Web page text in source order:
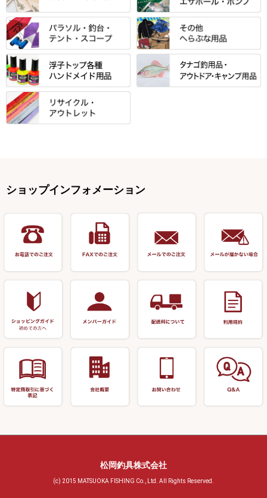
バッグ・小物ケース・ワッペン
クッション・シート・スカー
ト・エプロン
保護ケース
アクリルシリーズ・アクセサリ
浮子筒・浮子箱・ハリス箱・玉
ノ柄スタンド
小物箱・うどん箱・うどん皿
ハサミケース
カウンター
針外し・糸ほどき
サクラ・NISSIN・合成竿・他
光竹作 カーボン竿掛・玉ノ柄
匠絆・かちどき・旋（めぐ
る）・千望・千尋・悠月・その
他
松村作（万力）
松村作（先受・その他）
万久作
岐山 製品
逍遥（しょうよう）
玉網（高級品）
替網・仕付糸
玉置（高級品）
万力付お膳・うどん皿
先受・メスネジ・その他
りきや ・ 大祐
心也・士天・狂鬼
伊吹 ・ SATTO
KEN∑HI【ケンシ】
金鯱 シリーズ
浮子箱
浮子立て・浮子筒
ハリスケース
仕掛箱・小物箱
ハリスメジャー系
東レ・ラーヂ
サンライン ・ ダン
鬼掛・MARUTO
すべて
ウキ止めストッパー・糸・チュ
ーブ
ウキゴム 遊動式
松葉仕掛用
底取りアイテム
ハサミ
すべて
マルキュー 麩系
マルキュー その他
ポンプ絞り器・ポンプ類
すべて
パラソル
テント
リーズ
釣台 釣宝・その他
すべて
バック＆ロッドケース
偏光サングラス
小物ケース・保護ケース
防寒コーナー
すべて
浮子用素材
塗料用 筆
装飾品
リサイクル 竹竿（～19,999円）
リサイクル 竹竿（深山）
リサイクル 浮子
リサイクル 玉網・玉置・フラ
リサイクル 浮子箱・浮子筒・
アウトレット商品
ショップインフォメーション
松岡釣具株式会社
(c) 2015 MATSUOKA FISHING Co., Ltd. All Rights Reserved.